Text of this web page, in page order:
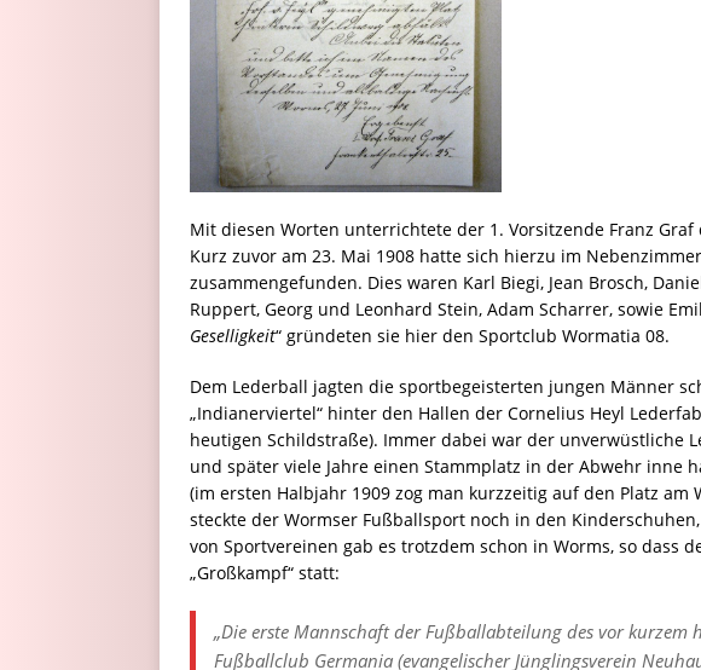
Mit diesen Worten unterrichtete der 1. Vorsitzende Franz
Kurz zuvor am 23. Mai 1908 hatte sich hierzu im
zusammengefunden. Dies waren Karl Biegi, Jean Brosch,
Ruppert, Georg und Leonhard Stein, Adam Scharrer, sowie
Geselligkeit“ gründeten sie hier den Sportclub Wormatia 08.
Dem Lederball jagten die sportbegeisterten jungen Männer
„Indianerviertel“ hinter den Hallen der Cornelius Heyl
heutigen Schildstraße). Immer dabei war der unverwüstliche
und später viele Jahre einen Stammplatz in der Abwehr inne
(im ersten Halbjahr 1909 zog man kurzzeitig auf den Platz
steckte der Wormser Fußballsport noch in den
von Sportvereinen gab es trotzdem schon in Worms, so dass
„Großkampf“ statt:
„Die erste Mannschaft der Fußballabteilung des vor
Fußballclub Germania (evangelischer Jünglingsverein